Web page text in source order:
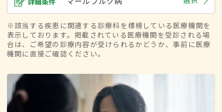
※該当する疾患に関連する診療科を標榜している医療機関を
表示しております。掲載されている医療機関を受診される場
合は、ご希望の診療内容が受けられるかどうか、事前に医療
機関に直接ご確認ください。